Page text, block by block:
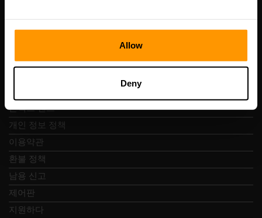
Allow
Deny
빠른 탐색
콘택트 렌즈
개인 정보 정책
이용약관
환불 정책
남용 신고
제어판
지원하다